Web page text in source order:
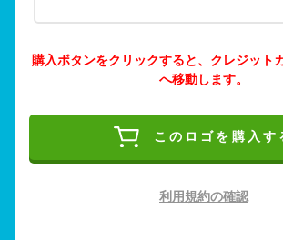
購入ボタンをクリックすると、クレジット
へ移動します。
このロゴを購入す
利用規約の確認